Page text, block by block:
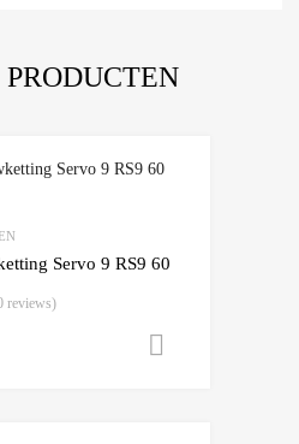
Servo 9 RS9 60
reviews)